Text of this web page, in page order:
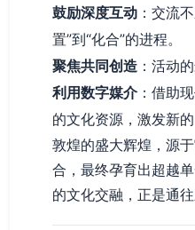
鼓励深度互动 ：交流
置”到“化合”的进程。
聚焦共同创造 ：活动
利用数字媒介：借助
的文化资源，激发新的
敦煌的盛大辉煌，源
合，最终孕育出超越
的文化交融，正是通